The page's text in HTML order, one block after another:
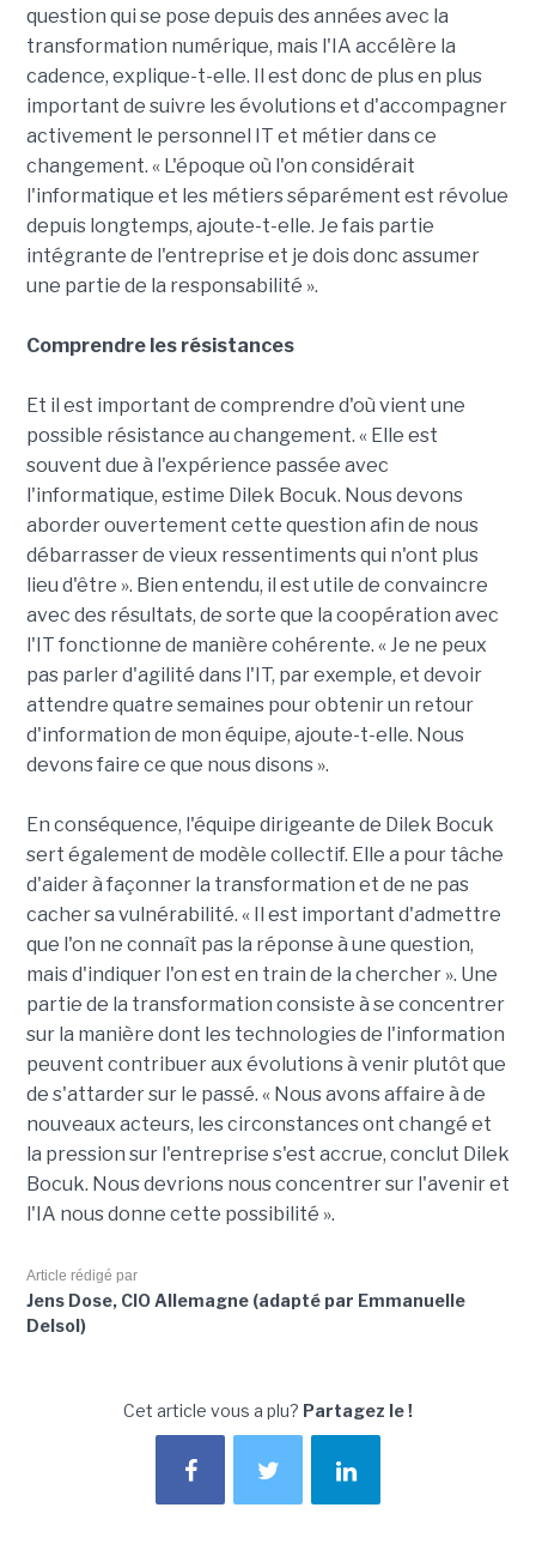
question qui se pose depuis des années avec la
transformation numérique, mais l'IA accélère la
cadence, explique-t-elle. Il est donc de plus en plus
important de suivre les évolutions et d'accompagner
activement le personnel IT et métier dans ce
changement. « L'époque où l'on considérait
l'informatique et les métiers séparément est révolue
depuis longtemps, ajoute-t-elle. Je fais partie
intégrante de l'entreprise et je dois donc assumer
une partie de la responsabilité ».
Comprendre les résistances
Et il est important de comprendre d'où vient une
possible résistance au changement. « Elle est
souvent due à l'expérience passée avec
l'informatique, estime Dilek Bocuk. Nous devons
aborder ouvertement cette question afin de nous
débarrasser de vieux ressentiments qui n'ont plus
lieu d'être ». Bien entendu, il est utile de convaincre
avec des résultats, de sorte que la coopération avec
l'IT fonctionne de manière cohérente. « Je ne peux
pas parler d'agilité dans l'IT, par exemple, et devoir
attendre quatre semaines pour obtenir un retour
d'information de mon équipe, ajoute-t-elle. Nous
devons faire ce que nous disons ».
En conséquence, l'équipe dirigeante de Dilek Bocuk
sert également de modèle collectif. Elle a pour tâche
d'aider à façonner la transformation et de ne pas
cacher sa vulnérabilité. « Il est important d'admettre
que l'on ne connaît pas la réponse à une question,
mais d'indiquer l'on est en train de la chercher ». Une
partie de la transformation consiste à se concentrer
sur la manière dont les technologies de l'information
peuvent contribuer aux évolutions à venir plutôt que
de s'attarder sur le passé. « Nous avons affaire à de
nouveaux acteurs, les circonstances ont changé et
la pression sur l'entreprise s'est accrue, conclut Dilek
Bocuk. Nous devrions nous concentrer sur l'avenir et
l'IA nous donne cette possibilité ».
Article rédigé par
Jens Dose, CIO Allemagne (adapté par Emmanuelle
Delsol)
Cet article vous a plu? Partagez le !